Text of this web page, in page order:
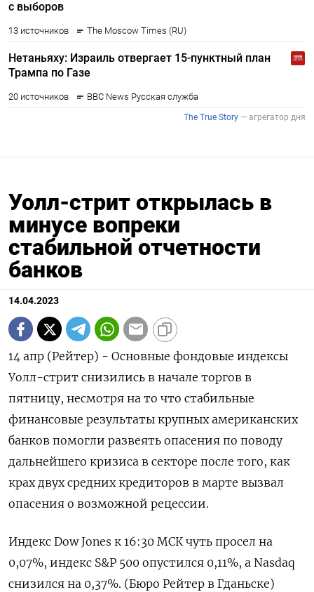
Уолл-стрит открылась в
минусе вопреки
стабильной отчетности
банков
14.04.2023
14 апр (Рейтер) - Основные фондовые индексы
Уолл-стрит снизились в начале торгов в
пятницу, несмотря на то что стабильные
финансовые результаты крупных американских
банков помогли развеять опасения по поводу
дальнейшего кризиса в секторе после того, как
крах двух средних кредиторов в марте вызвал
опасения о возможной рецессии.
Индекс Dow Jones к 16:30 МСК чуть просел на
0,07%, индекс S&P 500 опустился 0,11%, а Nasdaq
снизился на 0,37%. (Бюро Рейтер в Гданьске)